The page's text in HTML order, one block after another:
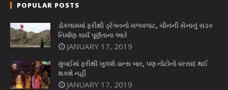
POPULAR POSTS
ડોકલામમાં ફરીથી ડ્રેગનનો સળવળાટ, ચીનની સેનાનું સડક
નિર્માણ કાર્ય પૂર્ણતાના આરે
JANUARY 17, 2019
મુંબઈમાં ફરીથી ખુલશે ડાન્સ બાર, પણ નોટોનો વરસાદ થઈ
શકશે નહીં
JANUARY 17, 2019